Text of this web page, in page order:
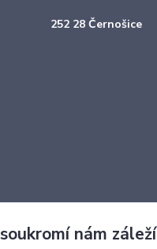
252 28 Černošice
sběr cookies.nám záleží